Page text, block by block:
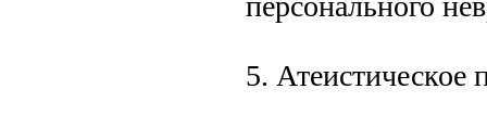
5. Атеистическое